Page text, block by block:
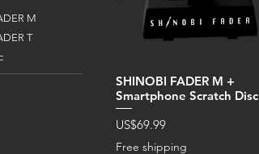
M
T
SHINOBI FADER M +
Smartphone Scratch Disc
價格
US$69.99
Free shipping